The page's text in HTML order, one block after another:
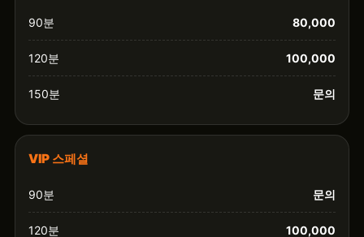
90분 80,000
120분 100,000
150분 문의
VIP 스페셜
90분 문의
120분 100,000